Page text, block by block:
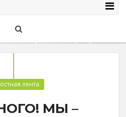
лента
МЫ –